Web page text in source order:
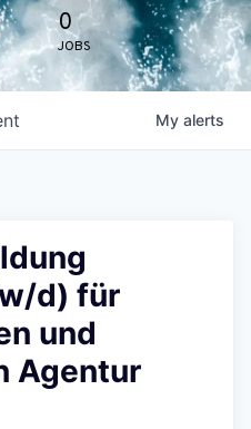
0
JOBS
My alerts
d) für
und
Agentur